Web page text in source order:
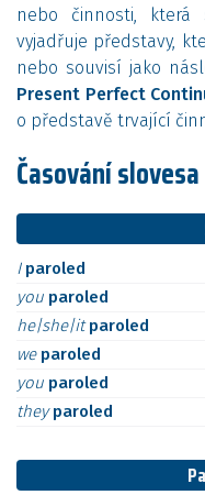
nebo činnosti, která
vyjadřuje představy,
nebo souvisí jako
Present Perfect
o představě trvající
Časování
I paroled
you paroled
he|she|itparoled
we paroled
you paroled
theyparoled